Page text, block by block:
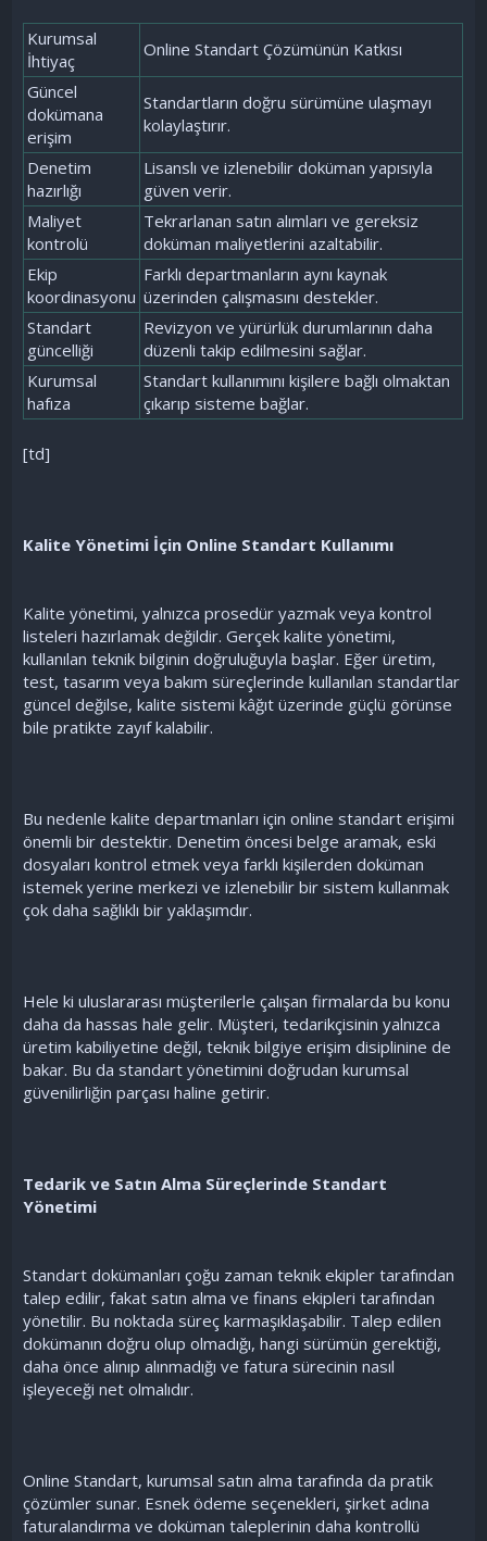
Kurumsal
İhtiyaç
Online Standart Çözümünün Katkısı
Güncel
dokümana
erişim
Standartların doğru sürümüne ulaşmayı
kolaylaştırır.
Denetim
hazırlığı
Lisanslı ve izlenebilir doküman yapısıyla
güven verir.
Maliyet
kontrolü
Tekrarlanan satın alımları ve gereksiz
doküman maliyetlerini azaltabilir.
Ekip
koordinasyonu
Farklı departmanların aynı kaynak
üzerinden çalışmasını destekler.
Standart
güncelliği
Revizyon ve yürürlük durumlarının daha
düzenli takip edilmesini sağlar.
Kurumsal
hafıza
Standart kullanımını kişilere bağlı olmaktan
çıkarıp sisteme bağlar.
[td]
Kalite Yönetimi İçin Online Standart Kullanımı
Kalite yönetimi, yalnızca prosedür yazmak veya kontrol
listeleri hazırlamak değildir. Gerçek kalite yönetimi,
kullanılan teknik bilginin doğruluğuyla başlar. Eğer üretim,
test, tasarım veya bakım süreçlerinde kullanılan standartlar
güncel değilse, kalite sistemi kâğıt üzerinde güçlü görünse
bile pratikte zayıf kalabilir.
Bu nedenle kalite departmanları için online standart erişimi
önemli bir destektir. Denetim öncesi belge aramak, eski
dosyaları kontrol etmek veya farklı kişilerden doküman
istemek yerine merkezi ve izlenebilir bir sistem kullanmak
çok daha sağlıklı bir yaklaşımdır.
Hele ki uluslararası müşterilerle çalışan firmalarda bu konu
daha da hassas hale gelir. Müşteri, tedarikçisinin yalnızca
üretim kabiliyetine değil, teknik bilgiye erişim disiplinine de
bakar. Bu da standart yönetimini doğrudan kurumsal
güvenilirliğin parçası haline getirir.
Tedarik ve Satın Alma Süreçlerinde Standart
Yönetimi
Standart dokümanları çoğu zaman teknik ekipler tarafından
talep edilir, fakat satın alma ve finans ekipleri tarafından
yönetilir. Bu noktada süreç karmaşıklaşabilir. Talep edilen
dokümanın doğru olup olmadığı, hangi sürümün gerektiği,
daha önce alınıp alınmadığı ve fatura sürecinin nasıl
işleyeceği net olmalıdır.
Online Standart, kurumsal satın alma tarafında da pratik
çözümler sunar. Esnek ödeme seçenekleri, şirket adına
faturalandırma ve doküman taleplerinin daha kontrollü